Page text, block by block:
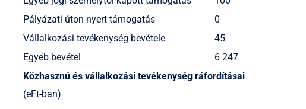
Pályázati úton nyert támogatás
0
Vállalkozási tevékenység bevétele
45
Egyéb bevétel
6 247
Közhasznú és vállalkozási tevékenység ráfordításai
(eFt-ban)